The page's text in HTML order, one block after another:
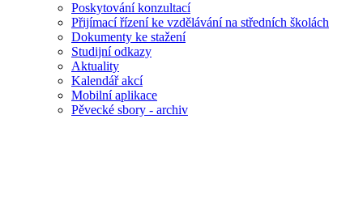
Poskytování konzultací
Přijímací řízení ke vzdělávání na středních školách
Dokumenty ke stažení
Studijní odkazy
Aktuality
Kalendář akcí
Mobilní aplikace
Pěvecké sbory - archiv